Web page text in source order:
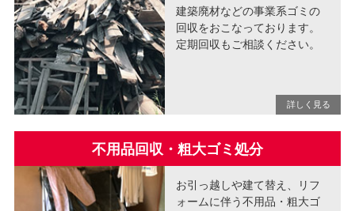
建築廃材などの事業系ゴミの
回収をおこなっております。
定期回収もご相談ください。
不用品回収・粗大ゴミ処分
お引っ越しや建て替え、リフ
ォームに伴う不用品・粗大ゴ